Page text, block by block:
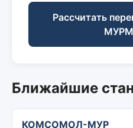
Рассчитать
Ближайшие
КОМСОМОЛ-МУР